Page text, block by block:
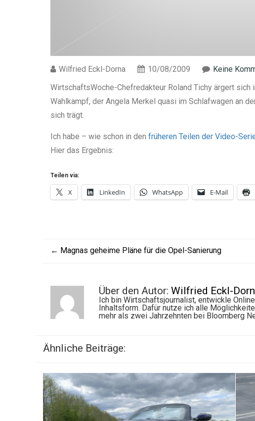
Wilfried Eckl-Dorna 10/08/2009 Keine
WirtschaftsWoche-Chefredakteur Roland Tichy ärgert
Wahlkampf, der Angela Merkel quasi im Schlafwagen an
sich trägt.
Ich habe – wie schon in den früheren Teilen der Video-
Hier das Ergebnis:
Teilen via:
X LinkedIn WhatsApp E-Mail
← Magnas geheime Pläne für die Opel-Sanierung
Über den Autor: Wilfried Eckl-
Ich bin Wirtschaftsjournalist, entwickle
Inhaltsform. Dafür nutze ich alle
mehr als zwei Jahrzehnten bei Bloomberg
Ähnliche Beiträge: